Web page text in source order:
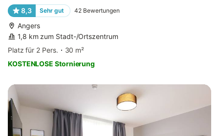
8,3 Sehr gut 42 Bewertungen
Angers
1,8 km zum Stadt-/Ortszentrum
Platz für 2 Pers.
30 m²
KOSTENLOSE Stornierung